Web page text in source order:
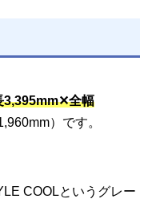
3,395mm✕全幅
）です。
COOLというグレー